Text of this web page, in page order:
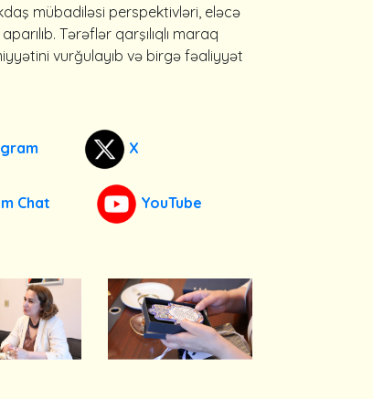
mübadiləsi perspektivləri, eləcə
Tərəflər qarşılıqlı maraq
vurğulayıb və birgə fəaliyyət
X
Chat YouTube